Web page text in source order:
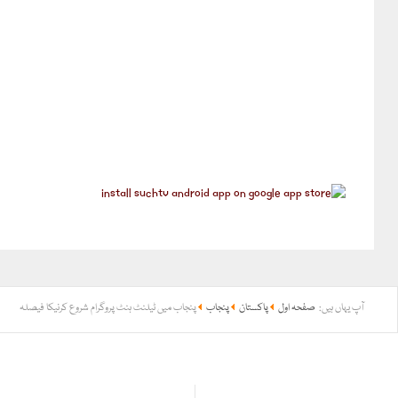
آپ یہاں ہیں: صفحہ اول پاکستان پنجاب پنجاب میں ٹیلنٹ ہنٹ پروگرام شروع کرنیکا فیصلہ